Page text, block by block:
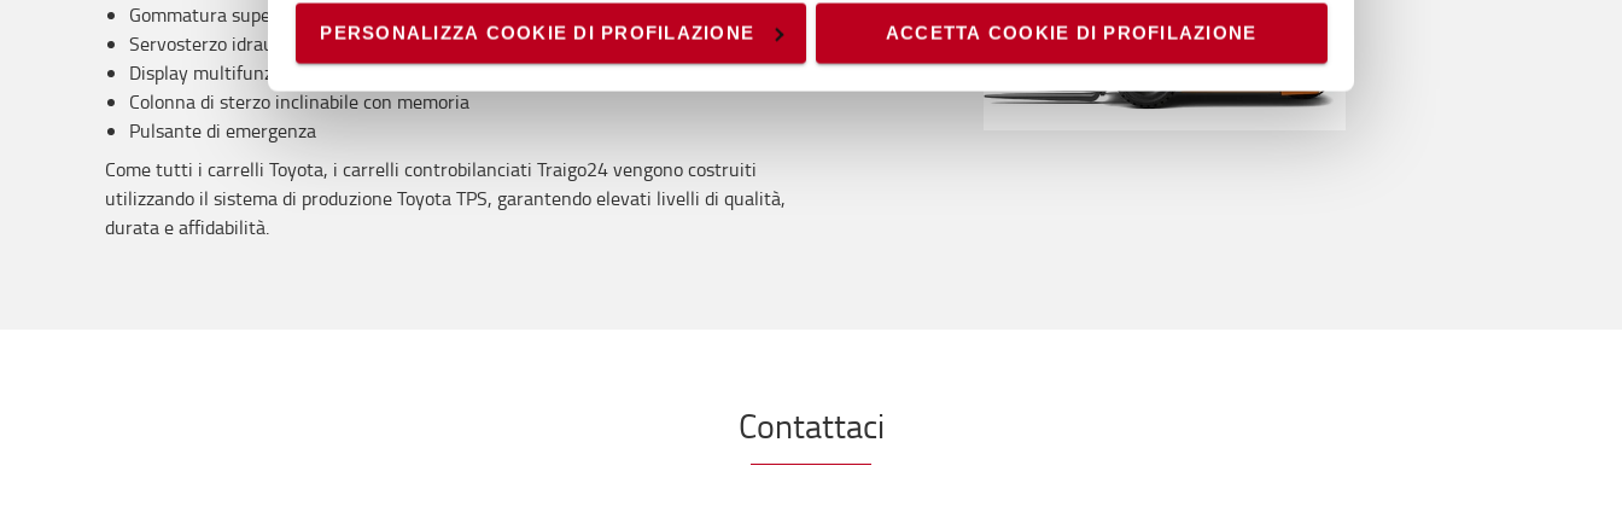
permanere dei soli cookie tecnici ed analytics, per i quali non occorre il tuo consenso. Potrai comunque modificare le tue
scelte in qualsiasi momento, accedendo al link presente nel footer.
PERSONALIZZA COOKIE DI PROFILAZIONE ACCETTA COOKIE DI PROFILAZIONE
Gommatura superelastica
Servosterzo idraulico
Display multifunzione
Colonna di sterzo inclinabile con memoria
Pulsante di emergenza
Come tutti i carrelli Toyota, i carrelli controbilanciati Traigo24 vengono costruiti
utilizzando il sistema di produzione Toyota TPS, garantendo elevati livelli di qualità,
durata e affidabilità.
Contattaci